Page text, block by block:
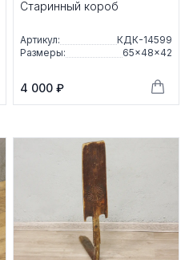
Старинный короб
Артикул:
КДК-14599
Размеры:
65×48×42
4 000 ₽